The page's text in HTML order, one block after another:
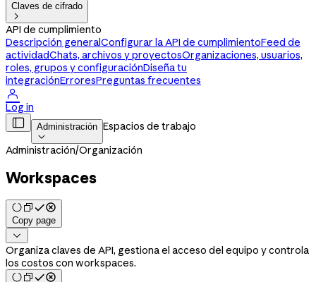
Claves de cifrado

API de cumplimiento
Descripción generalConfigurar la API de cumplimientoFeed de
actividadChats, archivos y proyectosOrganizaciones, usuarios,
roles, grupos y configuraciónDiseña tu
integraciónErroresPreguntas frecuentes

Log in
 Administración

Espacios de trabajo
Administración/Organización
Workspaces
Copy page

Organiza claves de API, gestiona el acceso del equipo y controla
los costos con workspaces.